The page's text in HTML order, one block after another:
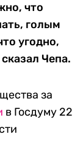
что
голым
угодно,
Чепа.
за
в Госдуму 22